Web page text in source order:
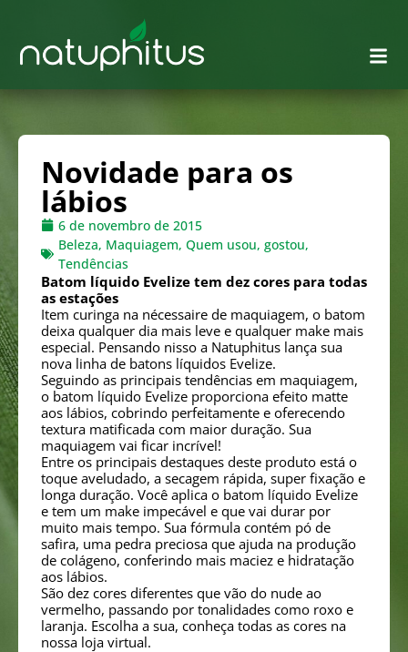
Novidade para os
lábios
6 de novembro de 2015
Beleza, Maquiagem, Quem usou, gostou,
Tendências
Batom líquido Evelize tem dez cores para todas
as estações
Item curinga na nécessaire de maquiagem, o batom
deixa qualquer dia mais leve e qualquer make mais
especial. Pensando nisso a Natuphitus lança sua
nova linha de batons líquidos Evelize.
Seguindo as principais tendências em maquiagem,
o batom líquido Evelize proporciona efeito matte
aos lábios, cobrindo perfeitamente e oferecendo
textura matificada com maior duração. Sua
maquiagem vai ficar incrível!
Entre os principais destaques deste produto está o
toque aveludado, a secagem rápida, super fixação e
longa duração. Você aplica o batom líquido Evelize
e tem um make impecável e que vai durar por
muito mais tempo. Sua fórmula contém pó de
safira, uma pedra preciosa que ajuda na produção
de colágeno, conferindo mais maciez e hidratação
aos lábios.
São dez cores diferentes que vão do nude ao
vermelho, passando por tonalidades como roxo e
laranja. Escolha a sua, conheça todas as cores na
nossa loja virtual.